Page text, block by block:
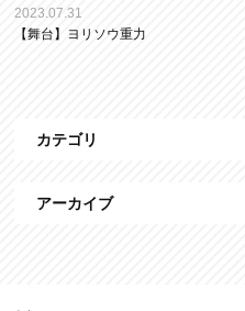
2023.07.31
【舞台】ヨリソウ重力
カテゴリ
アーカイブ